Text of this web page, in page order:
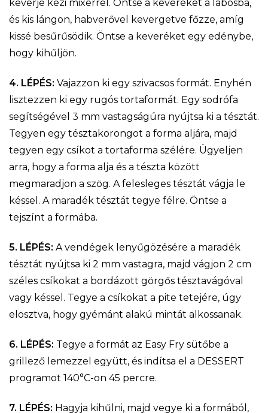
keverje kézi mixerrel. Öntse a keveréket a lábosba,
és kis lángon, habverővel kevergetve főzze, amíg
kissé besűrűsödik. Öntse a keveréket egy edénybe,
hogy kihűljön.
4. LÉPÉS: Vajazzon ki egy szivacsos formát. Enyhén
lisztezzen ki egy rugós tortaformát. Egy sodrófa
segítségével 3 mm vastagságúra nyújtsa ki a tésztát.
Tegyen egy tésztakorongot a forma aljára, majd
tegyen egy csíkot a tortaforma szélére. Ügyeljen
arra, hogy a forma alja és a tészta között
megmaradjon a szög. A felesleges tésztát vágja le
késsel. A maradék tésztát tegye félre. Öntse a
tejszínt a formába.
5. LÉPÉS: A vendégek lenyűgözésére a maradék
tésztát nyújtsa ki 2 mm vastagra, majd vágjon 2 cm
széles csíkokat a bordázott görgős tésztavágóval
vagy késsel. Tegye a csíkokat a pite tetejére, úgy
elosztva, hogy gyémánt alakú mintát alkossanak.
6. LÉPÉS: Tegye a formát az Easy Fry sütőbe a
grillező lemezzel együtt, és indítsa el a DESSERT
programot 140°C-on 45 percre.
7. LÉPÉS: Hagyja kihűlni, majd vegye ki a formából,